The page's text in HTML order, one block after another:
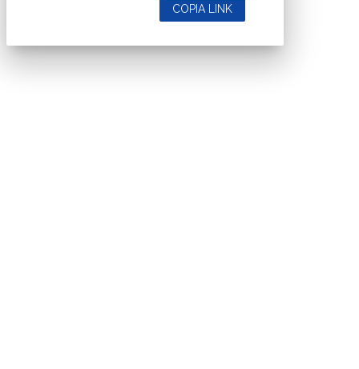
COPIA LINK